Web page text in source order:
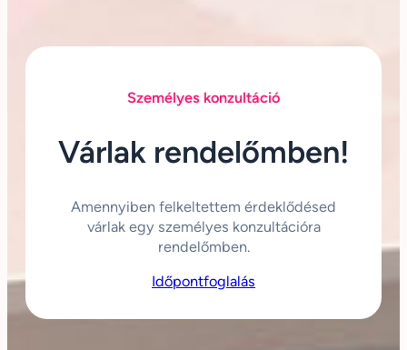
Személyes konzultáció
Várlak rendelőmben!
Amennyiben felkeltettem érdeklődésed
várlak egy személyes konzultációra
rendelőmben.
Időpontfoglalás